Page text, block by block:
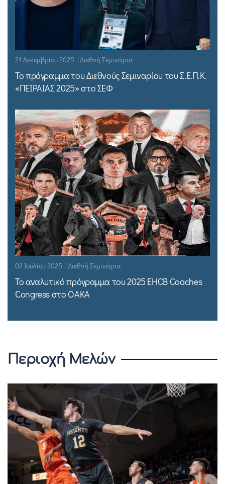
21 Δεκεμβρίου 2025 | Διεθνή Σεμινάρια
Το πρόγραμμα του Διεθνούς Σεμιναρίου του Σ.Ε.Π.Κ.
«ΠΕΙΡΑΙΑΣ 2025» στο ΣΕΦ
02 Ιουλίου 2025 | Διεθνή Σεμινάρια
Το αναλυτικό πρόγραμμα του 2025 EHCB Coaches
Congress στο ΟΑΚΑ
Περιοχή Μελών